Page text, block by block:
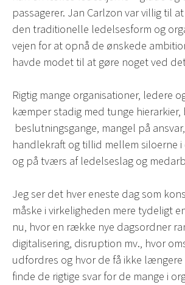
passagerer. Jan Carlzon var villig til
den traditionelle ledelsesform og
vejen for at opnå de ønskede
havde modet til at gøre noget ved
Rigtig mange organisationer, ledere
kæmper stadig med tunge hierarkier,
beslutningsgange, mangel på
handlekraft og tillid mellem siloerne
og på tværs af ledelseslag og
Jeg ser det hver eneste dag som
måske i virkeligheden mere tydeligt
nu, hvor en række nye dagsordner
digitalisering, disruption mv., hvor
udfordres og hvor de få ikke
finde de rigtige svar for de mange i